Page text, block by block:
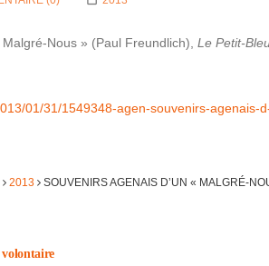
Nous » (Paul Freund­lich), Le Petit-
01/31/1549348-agen-souve­nirs-agenais-
2013 SOUVE­NIRS AGENAIS D’UN « MALGRÉ-
volon­taire